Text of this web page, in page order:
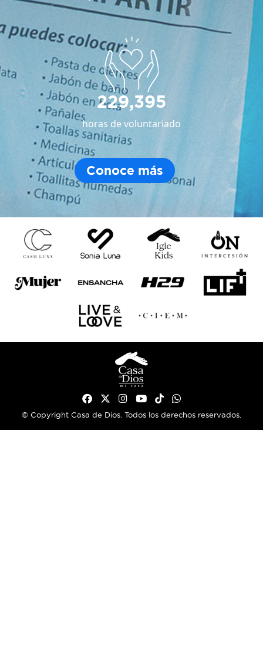
229,395
horas de voluntariado
Conoce más
© Copyright Casa de Dios. Todos los derechos reservados.